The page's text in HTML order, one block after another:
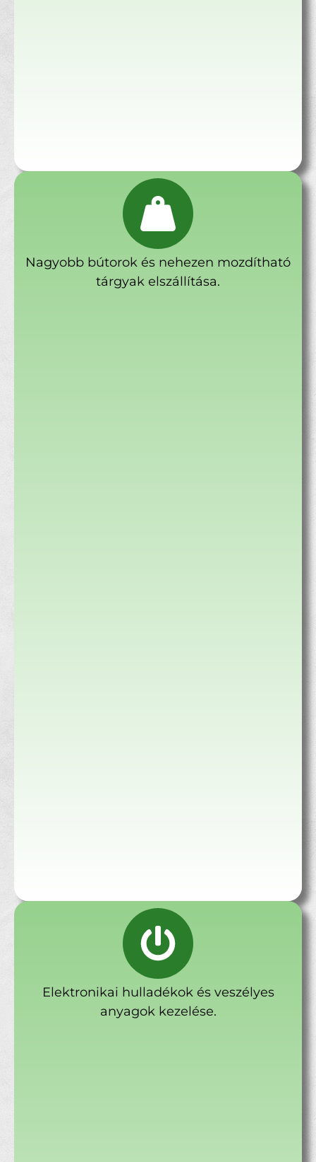
Nagyobb bútorok és nehezen mozdítható
tárgyak elszállítása.
Elektronikai hulladékok és veszélyes
anyagok kezelése.